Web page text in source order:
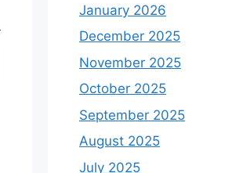
January 2026
December 2025
November 2025
October 2025
September 2025
August 2025
July 2025